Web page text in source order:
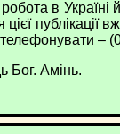
в
публікації
–
Бог. Амінь.